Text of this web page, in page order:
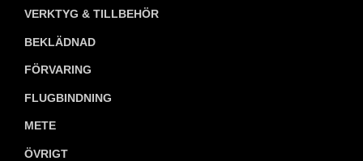
VERKTYG & TILLBEHÖR
BEKLÄDNAD
FÖRVARING
FLUGBINDNING
METE
ÖVRIGT